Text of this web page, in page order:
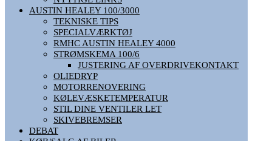
AUSTIN HEALEY 100/3000
TEKNISKE TIPS
SPECIALVÆRKTØJ
RMHC AUSTIN HEALEY 4000
STRØMSKEMA 100/6
JUSTERING AF OVERDRIVEKONTAKT
OLIEDRYP
MOTORRENOVERING
KØLEVÆSKETEMPERATUR
STIL DINE VENTILER LET
SKIVEBREMSER
DEBAT